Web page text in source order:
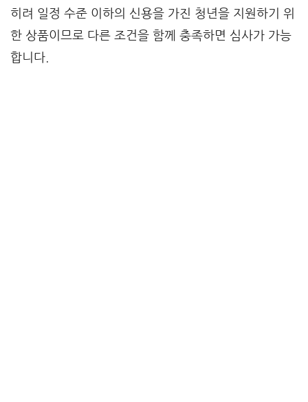
히려 일정 수준 이하의 신용을 가진 청년을 지원하기 위
한 상품이므로 다른 조건을 함께 충족하면 심사가 가능
합니다.